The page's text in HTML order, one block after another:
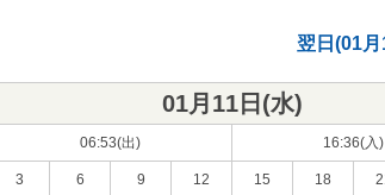
翌日(01
01月11日(水)
06:53(出) 16:36(入)
3 6 9 12 15 18